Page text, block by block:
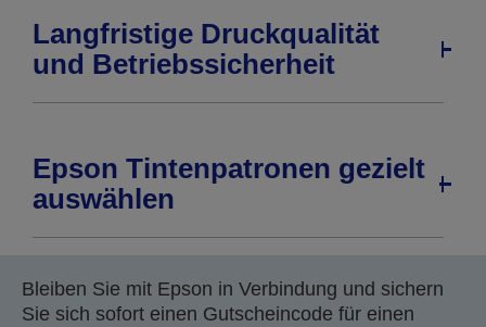
Langfristige Druckqualität
und Betriebssicherheit
Epson Tintenpatronen gezielt
auswählen
Bleiben Sie mit Epson in Verbindung und sichern
Sie sich sofort einen Gutscheincode für einen